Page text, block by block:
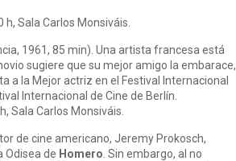
Sala Carlos Monsiváis.
1961, 85 min). Una artista francesa está
sugiere que su mejor amigo la embarace,
a la Mejor actriz en el Festival Internacional
Internacional de Cine de Berlín.
Sala Carlos Monsiváis.
de cine americano, Jeremy Prokosch,
Odisea de Homero . Sin embargo, al no